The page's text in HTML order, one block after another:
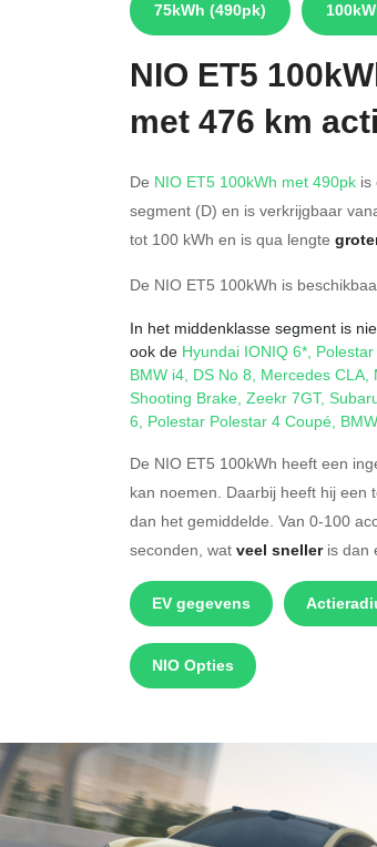
75kWh (490pk)
NIO ET5
met 476 km
De NIO ET5 100kWh met 490pk is
segment (D) en is verkrijgbaar
tot 100 kWh en is qua lengte
De NIO ET5 100kWh is
In het middenklasse segment is
ook de Hyundai IONIQ 6*,
BMW i4, DS No 8, Mercedes CLA,
Shooting Brake, Zeekr 7GT,
6, Polestar Polestar 4 Coupé,
De NIO ET5 100kWh heeft een
kan noemen. Daarbij heeft hij een
dan het gemiddelde. Van 0-100
seconden, wat veel snelleris dan
EV gegevens
NIO Opties